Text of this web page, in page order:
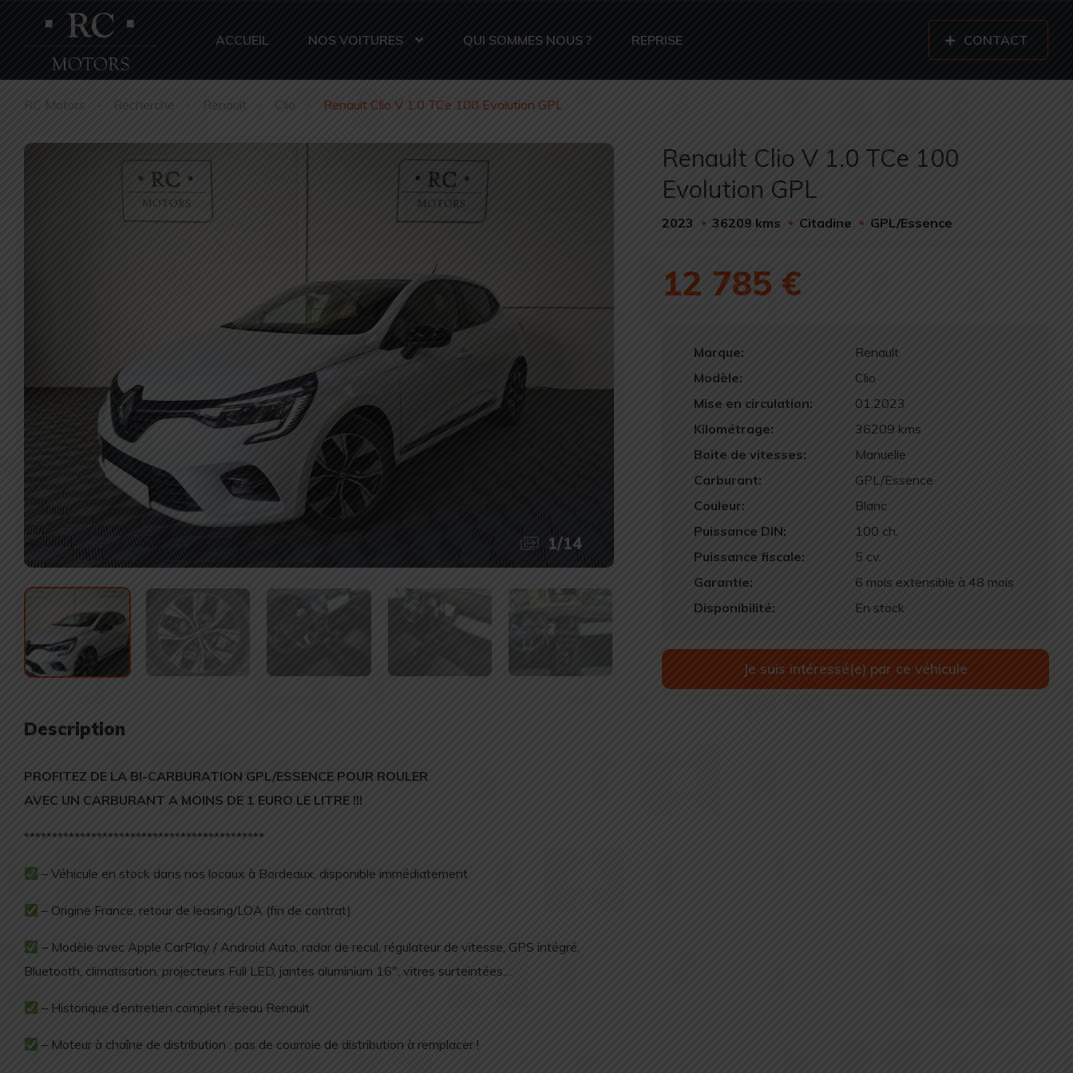
ACCUEIL NOS VOITURES QUI SOMMES NOUS ? REPRISE CONTACT
RC Motors Recherche Renault Clio Renault Clio V 1.0 TCe 100 Evolution GPL
1/14
Description
PROFITEZ DE LA BI-CARBURATION GPL/ESSENCE POUR ROULER
AVEC UN CARBURANT A MOINS DE 1 EURO LE LITRE !!!
*******************************************
– Véhicule en stock dans nos locaux à Bordeaux, disponible immédiatement
– Origine France, retour de leasing/LOA (fin de contrat)
– Modèle avec Apple CarPlay / Android Auto, radar de recul, régulateur de vitesse, GPS intégré,
Bluetooth, climatisation, projecteurs Full LED, jantes aluminium 16", vitres surteintées…
– Historique d’entretien complet réseau Renault
– Moteur à chaîne de distribution : pas de courroie de distribution à remplacer !
Renault Clio V 1.0 TCe 100
Evolution GPL
2023 36209 kms Citadine GPL/Essence
12 785 €
Marque:
Renault
Modèle:
Clio
Mise en circulation:
01.2023
Kilométrage:
36209 kms
Boite de vitesses:
Manuelle
Carburant:
GPL/Essence
Couleur:
Blanc
Puissance DIN:
100 ch.
Puissance fiscale:
5 cv.
Garantie:
6 mois extensible à 48 mois
Disponibilité:
En stock
Je suis intéressé(e) par ce véhicule